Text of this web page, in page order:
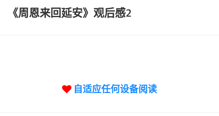
论坛
《周恩来回延安》观后感2
自适应任何设备阅读